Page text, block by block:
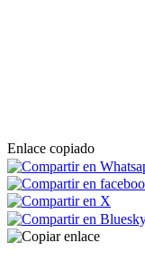
Enlace copiado